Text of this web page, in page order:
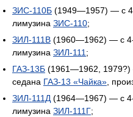
ЗИС-110Б (1949—1957) — с
лимузина ЗИС-110;
ЗИЛ-111В (1960—1962) — с
лимузина ЗИЛ-111 ;
ГАЗ-13Б (1961—1962, 1979?)
седана ГАЗ-13 «Чайка» ,
ЗИЛ-111Д (1964—1967) — с
лимузина ЗИЛ-111Г;